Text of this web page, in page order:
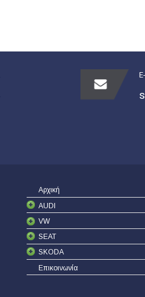
Αρχική
AUDI
VW
SEAT
SKODA
Επικοινωνία